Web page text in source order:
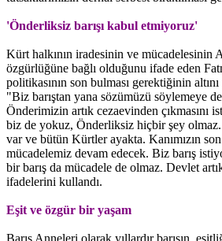
'Önderliksiz barışı kabul etmiyoruz'
Kürt halkının iradesinin ve mücadelesinin
özgürlüğüne bağlı olduğunu ifade eden
politikasının son bulması gerektiğinin
"Biz barıştan yana sözümüzü söylemeye
Önderimizin artık cezaevinden çıkmasını
biz de yokuz, Önderliksiz hiçbir şey
var ve bütün Kürtler ayakta. Kanımızın
mücadelemiz devam edecek. Biz barış
bir barış da mücadele de olmaz. Devlet
ifadelerini kullandı.
Eşit ve özgür bir yaşam
Barış Anneleri olarak yıllardır barışın,